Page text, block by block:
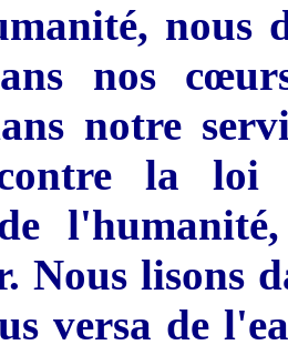
nous
nos
notre
la loi
Nous lisons
versa de